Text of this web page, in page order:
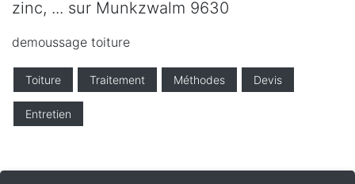
zinc, ... sur Munkzwalm 9630
demoussage toiture
Toiture Traitement Méthodes Devis
Entretien